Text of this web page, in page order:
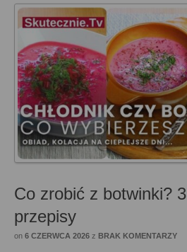
Co zrobić z botwinki?
przepisy
on 6 CZERWCA 2026 z BRAK KOMENTARZY